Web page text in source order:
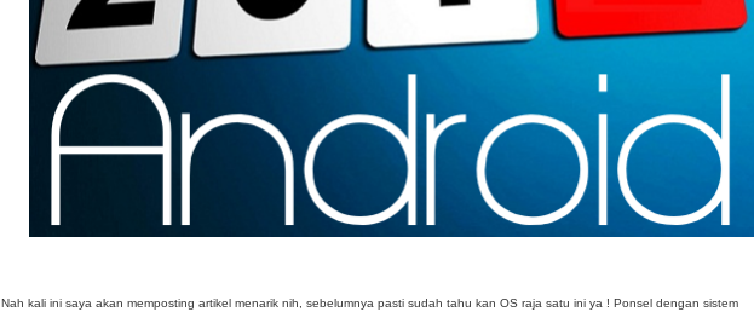
Nah kali ini saya akan memposting artikel menarik nih, sebelumnya pasti sudah tahu kan OS raja satu ini ya ! Ponsel dengan sistem